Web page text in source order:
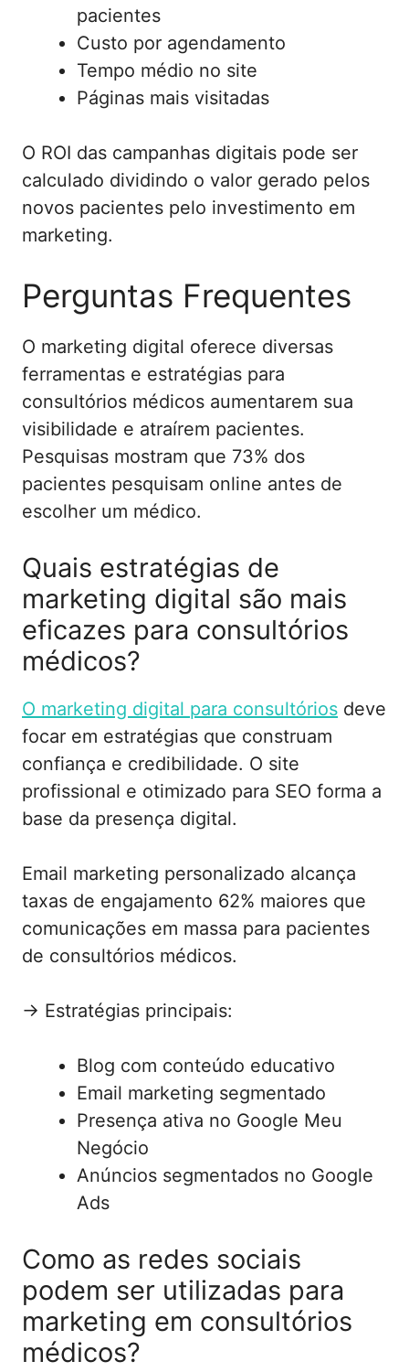
pacientes
Custo por agendamento
Tempo médio no site
Páginas mais visitadas
O ROI das campanhas digitais pode ser
calculado dividindo o valor gerado pelos
novos pacientes pelo investimento em
marketing.
Perguntas Frequentes
O marketing digital oferece diversas
ferramentas e estratégias para
consultórios médicos aumentarem sua
visibilidade e atraírem pacientes.
Pesquisas mostram que 73% dos
pacientes pesquisam online antes de
escolher um médico.
Quais estratégias de
marketing digital são mais
eficazes para consultórios
médicos?
O marketing digital para consultórios deve
focar em estratégias que construam
confiança e credibilidade. O site
profissional e otimizado para SEO forma a
base da presença digital.
Email marketing personalizado alcança
taxas de engajamento 62% maiores que
comunicações em massa para pacientes
de consultórios médicos.
→ Estratégias principais:
Blog com conteúdo educativo
Email marketing segmentado
Presença ativa no Google Meu
Negócio
Anúncios segmentados no Google
Ads
Como as redes sociais
podem ser utilizadas para
marketing em consultórios
médicos?